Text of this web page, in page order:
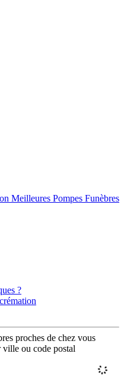
Meilleures Pompes Funèbres
?
proches de chez vous
ville ou code postal